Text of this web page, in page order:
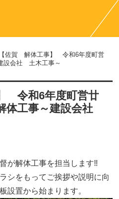
賀 解体工事】 令和6年度町営
設会社 土木工事～
令和6年度町営廿
体工事～建設会社
が解体工事を担当します‼
シをもってご挨拶や説明に向
設置から始まります。